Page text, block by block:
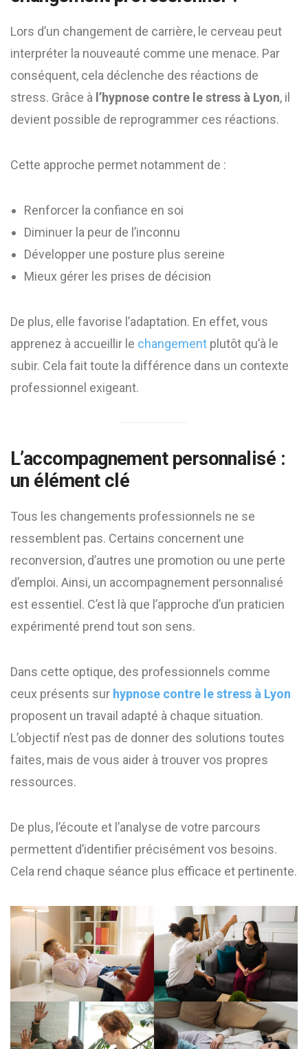
Lors d’un changement de carrière, le cerveau peut
interpréter la nouveauté comme une menace. Par
conséquent, cela déclenche des réactions de
stress. Grâce à l’hypnose contre le stress à Lyon, il
devient possible de reprogrammer ces réactions.
Cette approche permet notamment de :
Renforcer la confiance en soi
Diminuer la peur de l’inconnu
Développer une posture plus sereine
Mieux gérer les prises de décision
De plus, elle favorise l’adaptation. En effet, vous
apprenez à accueillir le changement plutôt qu’à le
subir. Cela fait toute la différence dans un contexte
professionnel exigeant.
L’accompagnement personnalisé :
un élément clé
Tous les changements professionnels ne se
ressemblent pas. Certains concernent une
reconversion, d’autres une promotion ou une perte
d’emploi. Ainsi, un accompagnement personnalisé
est essentiel. C’est là que l’approche d’un praticien
expérimenté prend tout son sens.
Dans cette optique, des professionnels comme
ceux présents sur hypnose contre le stress à Lyon
proposent un travail adapté à chaque situation.
L’objectif n’est pas de donner des solutions toutes
faites, mais de vous aider à trouver vos propres
ressources.
De plus, l’écoute et l’analyse de votre parcours
permettent d’identifier précisément vos besoins.
Cela rend chaque séance plus efficace et pertinente.